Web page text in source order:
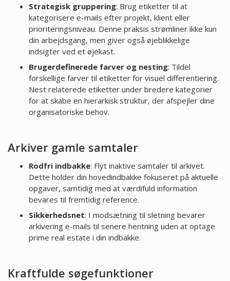
Strategisk gruppering: Brug etiketter til at
kategorisere e-mails efter projekt, klient eller
prioriteringsniveau. Denne praksis strømliner ikke kun
din arbejdsgang, men giver også øjeblikkelige
indsigter ved et øjekast.
Brugerdefinerede farver og nesting: Tildel
forskellige farver til etiketter for visuel differentiering.
Nest relaterede etiketter under bredere kategorier
for at skabe en hierarkisk struktur, der afspejler dine
organisatoriske behov.
Arkiver gamle samtaler
Rodfri indbakke: Flyt inaktive samtaler til arkivet.
Dette holder din hovedindbakke fokuseret på aktuelle
opgaver, samtidig med at værdifuld information
bevares til fremtidig reference.
Sikkerhedsnet: I modsætning til sletning bevarer
arkivering e-mails til senere hentning uden at optage
prime real estate i din indbakke.
Kraftfulde søgefunktioner